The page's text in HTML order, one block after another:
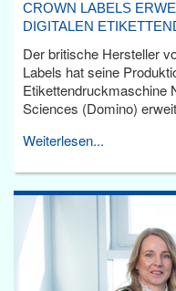
CROWN LABELS
DIGITALEN
Der britische Hersteller
Labels hat seine
Etikettendruckmaschine
Sciences (Domino)
Weiterlesen...